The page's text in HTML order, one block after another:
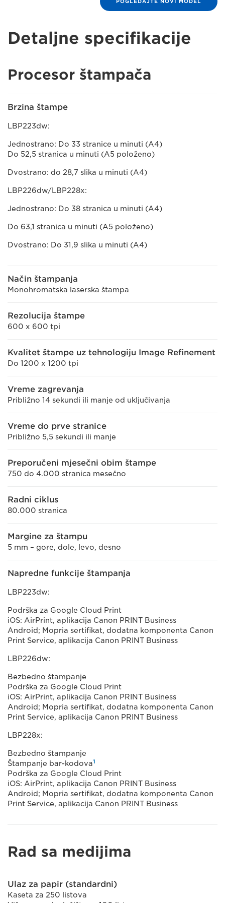
Detaljne specifikacije
Procesor štampača
Brzina štampe
LBP223dw:
Jednostrano: Do 33 stranice u minuti (A4)
Do 52,5 stranica u minuti (A5 položeno)
Dvostrano: do 28,7 slika u minuti (A4)
LBP226dw/LBP228x:
Jednostrano: Do 38 stranica u minuti (A4)
Do 63,1 stranica u minuti (A5 položeno)
Dvostrano: Do 31,9 slika u minuti (A4)
Način štampanja
Monohromatska laserska štampa
Rezolucija štampe
600 x 600 tpi
Kvalitet štampe uz tehnologiju Image Refinement
Do 1200 x 1200 tpi
Vreme zagrevanja
Približno 14 sekundi ili manje od uključivanja
Vreme do prve stranice
Približno 5,5 sekundi ili manje
Preporučeni mjesečni obim štampe
750 do 4.000 stranica mesečno
Radni ciklus
80.000 stranica
Margine za štampu
5 mm – gore, dole, levo, desno
Napredne funkcije štampanja
LBP223dw:
Podrška za Google Cloud Print
iOS: AirPrint, aplikacija Canon PRINT Business
Android; Mopria sertifikat, dodatna komponenta Canon
Print Service, aplikacija Canon PRINT Business
LBP226dw:
Bezbedno štampanje
Podrška za Google Cloud Print
iOS: AirPrint, aplikacija Canon PRINT Business
Android; Mopria sertifikat, dodatna komponenta Canon
Print Service, aplikacija Canon PRINT Business
LBP228x:
Bezbedno štampanje
Štampanje bar-kodova1
Podrška za Google Cloud Print
iOS: AirPrint, aplikacija Canon PRINT Business
Android; Mopria sertifikat, dodatna komponenta Canon
Print Service, aplikacija Canon PRINT Business
Rad sa medijima
Ulaz za papir (standardni)
Kaseta za 250 listova